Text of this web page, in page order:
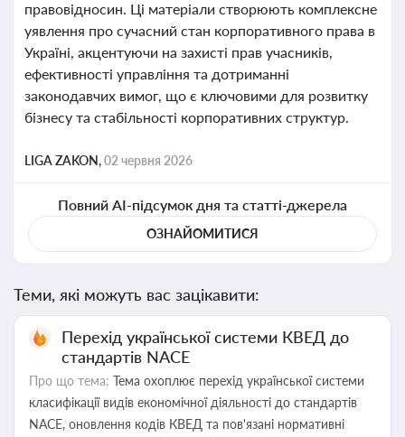
правовідносин. Ці матеріали створюють комплексне
уявлення про сучасний стан корпоративного права в
Україні, акцентуючи на захисті прав учасників,
ефективності управління та дотриманні
законодавчих вимог, що є ключовими для розвитку
бізнесу та стабільності корпоративних структур.
LIGA ZAKON,02 червня 2026
Повний AI-підсумок дня та статті-джерела
ОЗНАЙОМИТИСЯ
Теми, які можуть вас зацікавити:
Перехід української системи КВЕД до
стандартів NACE
Про що тема: Тема охоплює перехід української системи
класифікації видів економічної діяльності до стандартів
NACE, оновлення кодів КВЕД та пов'язані нормативні